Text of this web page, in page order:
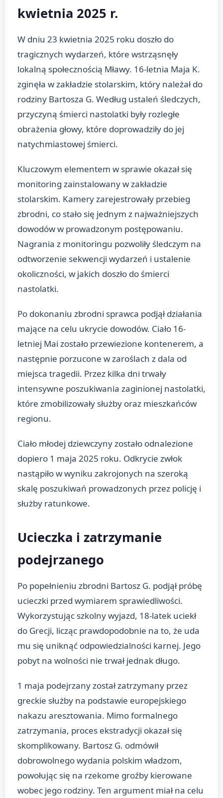
kwietnia 2025 r.
W dniu 23 kwietnia 2025 roku doszło do
tragicznych wydarzeń, które wstrząsnęły
lokalną społecznością Mławy. 16-letnia Maja K.
zginęła w zakładzie stolarskim, który należał do
rodziny Bartosza G. Według ustaleń śledczych,
przyczyną śmierci nastolatki były rozległe
obrażenia głowy, które doprowadziły do jej
natychmiastowej śmierci.
Kluczowym elementem w sprawie okazał się
monitoring zainstalowany w zakładzie
stolarskim. Kamery zarejestrowały przebieg
zbrodni, co stało się jednym z najważniejszych
dowodów w prowadzonym postępowaniu.
Nagrania z monitoringu pozwoliły śledczym na
odtworzenie sekwencji wydarzeń i ustalenie
okoliczności, w jakich doszło do śmierci
nastolatki.
Po dokonaniu zbrodni sprawca podjął działania
mające na celu ukrycie dowodów. Ciało 16-
letniej Mai zostało przewiezione kontenerem, a
następnie porzucone w zaroślach z dala od
miejsca tragedii. Przez kilka dni trwały
intensywne poszukiwania zaginionej nastolatki,
które zmobilizowały służby oraz mieszkańców
regionu.
Ciało młodej dziewczyny zostało odnalezione
dopiero 1 maja 2025 roku. Odkrycie zwłok
nastąpiło w wyniku zakrojonych na szeroką
skalę poszukiwań prowadzonych przez policję i
służby ratunkowe.
Ucieczka i zatrzymanie
podejrzanego
Po popełnieniu zbrodni Bartosz G. podjął próbę
ucieczki przed wymiarem sprawiedliwości.
Wykorzystując szkolny wyjazd, 18-latek uciekł
do Grecji, licząc prawdopodobnie na to, że uda
mu się uniknąć odpowiedzialności karnej. Jego
pobyt na wolności nie trwał jednak długo.
1 maja podejrzany został zatrzymany przez
greckie służby na podstawie europejskiego
nakazu aresztowania. Mimo formalnego
zatrzymania, proces ekstradycji okazał się
skomplikowany. Bartosz G. odmówił
dobrowolnego wydania polskim władzom,
powołując się na rzekome groźby kierowane
wobec jego rodziny. Ten argument miał na celu